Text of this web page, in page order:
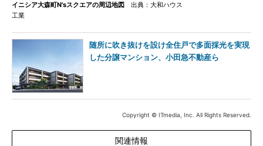
イニシア大森町N'sスクエアの周辺地図
出典：大和ハウス
工業
随所に吹き抜けを設け全住戸で多面採光を実現
した分譲マンション、小田急不動産ら
Copyright © ITmedia, Inc. All Rights Reserved.
関連情報